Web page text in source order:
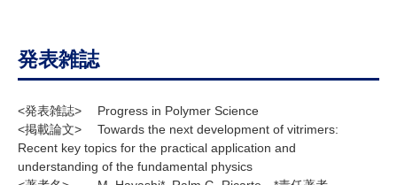
発表雑誌
<発表雑誌> Progress in Polymer Science
<掲載論文> Towards the next development of vitrimers:
Recent key topics for the practical application and
understanding of the fundamental physics